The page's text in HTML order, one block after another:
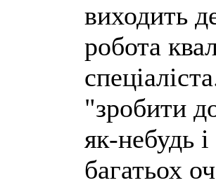
виходить
робота
"зробити
як-небудь
багатьох